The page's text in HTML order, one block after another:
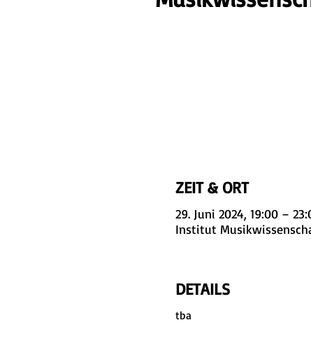
ZEIT & ORT
29. Juni 2024, 19:00 –
Institut
DETAILS
tba